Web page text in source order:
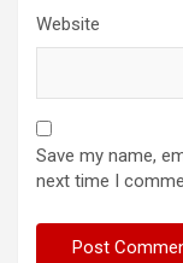
Website
Save my name,
next time I